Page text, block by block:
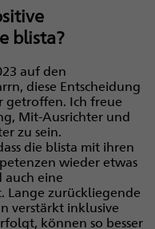
blista?
auf den
diese Entscheidung
getroffen. Ich freue
Mit-Ausrichter und
zu sein.
die blista mit ihren
wieder etwas
auch eine
Lange zurückliegende
verstärkt inklusive
können so besser